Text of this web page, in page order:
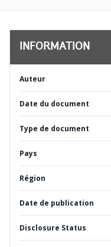
INFORMATION
Auteur
Date du document
Type de document
Pays
Région
Date de publication
Disclosure Status